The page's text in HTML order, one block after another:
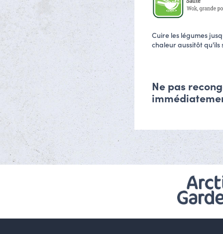
Cuire les légumes
chaleur aussitôt
Ne pas